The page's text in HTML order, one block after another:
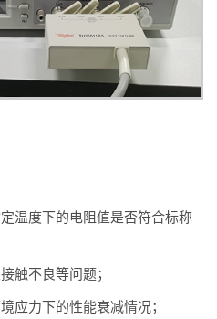
温度下的电阻值是否符合标称
触不良等问题；
应力下的性能衰减情况；